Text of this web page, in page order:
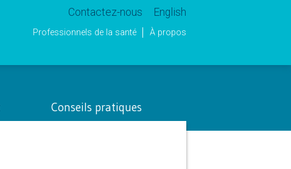
Contactez-nous English
Professionnels de la santé À propos
Conseils pratiques